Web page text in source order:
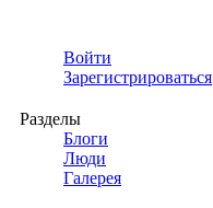
Войти
Зарегистрироваться
Разделы
Блоги
Люди
Галерея